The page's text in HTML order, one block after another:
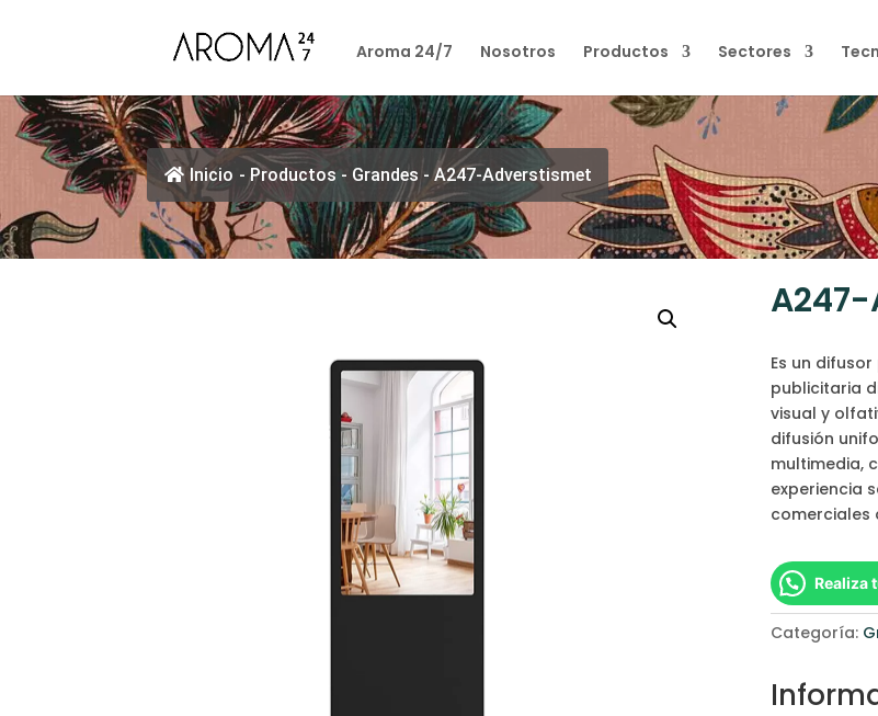
Aroma 24/7 Nosotros Productos Sectores
Inicio - Productos - Grandes - A247-Adverstismet
Es un
publicitaria
visual y
difusión
multimedia,
experiencia
comerciales
Realiza
Categoría: